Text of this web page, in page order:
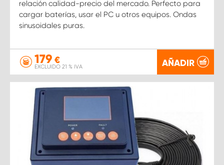
relación calidad-precio del mercado. Perfecto para
cargar baterías, usar el PC u otros equipos. Ondas
sinusoidales puras.
179 €
EXCLUIDO 21 % IVA AÑADIR